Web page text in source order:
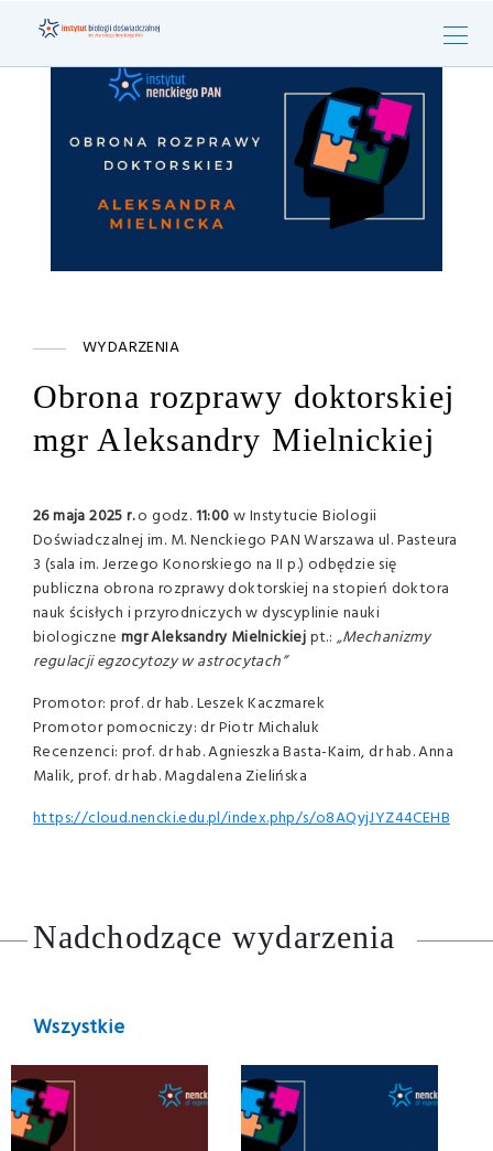
WYDARZENIA
Obrona rozprawy doktorskiej
mgr Aleksandry Mielnickiej
26 maja 2025 r.o godz.11:00w Instytucie Biologii
Doświadczalnej im. M. Nenckiego PAN Warszawa ul. Pasteura
3 (sala im. Jerzego Konorskiego na II p.) odbędzie się
publiczna obrona rozprawy doktorskiej na stopień doktora
nauk ścisłych i przyrodniczych w dyscyplinie nauki
biologiczne mgr Aleksandry Mielnickiejpt.:„Mechanizmy
regulacji egzocytozy w astrocytach”
Promotor: prof. dr hab. Leszek Kaczmarek
Promotor pomocniczy: dr Piotr Michaluk
Recenzenci: prof. dr hab. Agnieszka Basta-Kaim, dr hab. Anna
Malik, prof. dr hab. Magdalena Zielińska
https://cloud.nencki.edu.pl/index.php/s/o8AQyjJYZ44CEHB
Nadchodzące wydarzenia
Wszystkie